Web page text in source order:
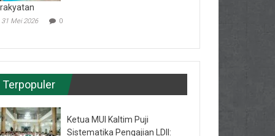
31 Mei 2026 0
Terpopuler
Ketua MUI Kaltim Puji
Sistematika Pengajian LDII: